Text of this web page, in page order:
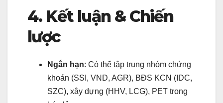
4. Kết luận & Chiến
lược
Ngắn hạn: Có thể tập trung nhóm chứng
khoán (SSI, VND, AGR), BĐS KCN (IDC,
SZC), xây dựng (HHV, LCG), PET trong